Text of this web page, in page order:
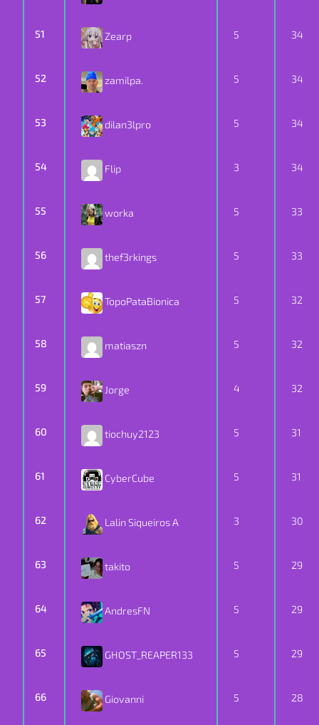
51 Zearp 5 34
52 zamilpa. 5 34
53 dilan3lpro 5 34
54 Flip 3 34
55 worka 5 33
56 thef3rkings 5 33
57 TopoPataBionica 5 32
58 matiaszn 5 32
59 Jorge 4 32
60 tiochuy2123 5 31
61 CyberCube 5 31
62 Lalin Siqueiros A 3 30
63 takito 5 29
64 AndresFN 5 29
65 GHOST_REAPER133 5 29
66 Giovanni 5 28